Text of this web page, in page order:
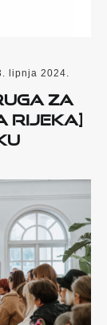
lipnja 2024.
za
Rijeka]